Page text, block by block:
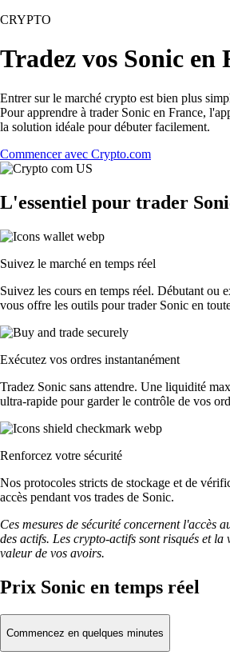
CRYPTO
Tradez vos Sonic en
Entrer sur le marché crypto est bien plus
Pour apprendre à trader Sonic en France,
la solution idéale pour débuter facilement.
Commencer avec Crypto.com
L'essentiel pour trader
Suivez le marché en temps réel
Suivez les cours en temps réel. Débutant ou
vous offre les outils pour trader Sonic en
Exécutez vos ordres instantanément
Tradez Sonic sans attendre. Une liquidité
ultra-rapide pour garder le contrôle de vos
Renforcez votre sécurité
Nos protocoles stricts de stockage et de
accès pendant vos trades de Sonic.
Ces mesures de sécurité concernent l'accès
des actifs. Les crypto-actifs sont risqués et
valeur de vos avoirs.
Prix Sonic en temps réel
Commencez en quelques minutes